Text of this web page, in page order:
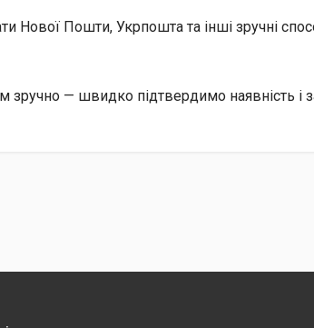
Нової Пошти, Укрпошта та інші зручні
зручно — швидко підтвердимо наявність і